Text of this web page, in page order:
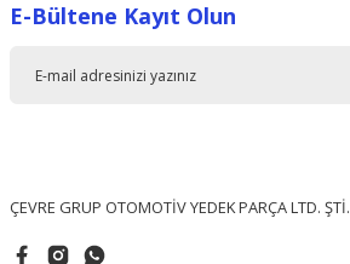
E-Bültene Kayıt Olun
ÇEVRE GRUP OTOMOTİV YEDEK PARÇA LTD. ŞTİ.